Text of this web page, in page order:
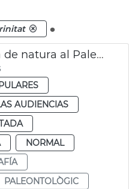
.
Exposición fotografía de natura al Paleontológico València
AUDIENCIAS
NORMAL
PALEONTOLÒGIC